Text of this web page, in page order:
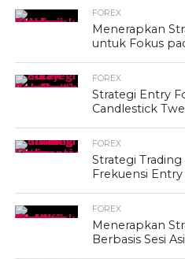
FOREX
Menerapkan
untuk Fokus
FOREX
Strategi Entry
Candlestick
FOREX
Strategi
Frekuensi
FOREX
Menerapkan
Berbasis Sesi